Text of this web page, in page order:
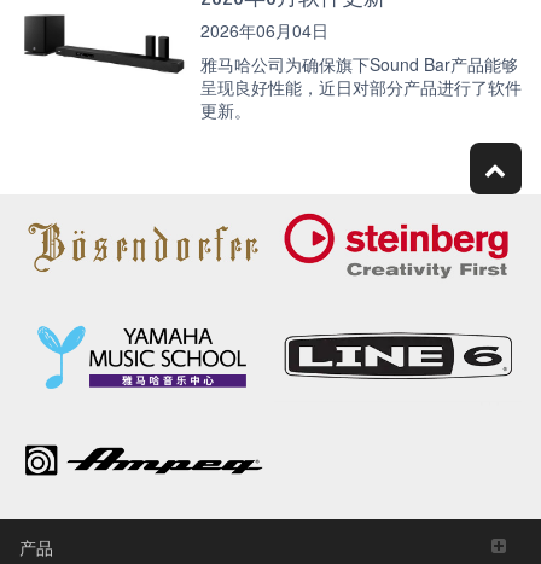
2026年06月04日
雅马哈公司为确保旗下Sound Bar产品能够
呈现良好性能，近日对部分产品进行了软件
更新。
产品